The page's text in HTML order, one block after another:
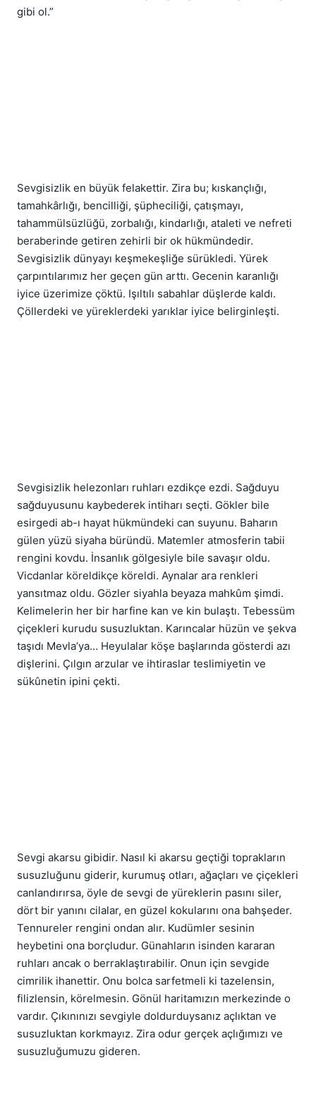
gibi ol.”
Sevgisizlik en büyük felakettir. Zira bu; kıskançlığı,
tamahkârlığı, bencilliği, şüpheciliği, çatışmayı,
tahammülsüzlüğü, zorbalığı, kindarlığı, ataleti ve nefreti
beraberinde getiren zehirli bir ok hükmündedir.
Sevgisizlik dünyayı keşmekeşliğe sürükledi. Yürek
çarpıntılarımız her geçen gün arttı. Gecenin karanlığı
iyice üzerimize çöktü. Işıltılı sabahlar düşlerde kaldı.
Çöllerdeki ve yüreklerdeki yarıklar iyice belirginleşti.
Sevgisizlik helezonları ruhları ezdikçe ezdi. Sağduyu
sağduyusunu kaybederek intiharı seçti. Gökler bile
esirgedi ab-ı hayat hükmündeki can suyunu. Baharın
gülen yüzü siyaha büründü. Matemler atmosferin tabii
rengini kovdu. İnsanlık gölgesiyle bile savaşır oldu.
Vicdanlar köreldikçe köreldi. Aynalar ara renkleri
yansıtmaz oldu. Gözler siyahla beyaza mahkûm şimdi.
Kelimelerin her bir harfine kan ve kin bulaştı. Tebessüm
çiçekleri kurudu susuzluktan. Karıncalar hüzün ve şekva
taşıdı Mevla’ya… Heyulalar köşe başlarında gösterdi azı
dişlerini. Çılgın arzular ve ihtiraslar teslimiyetin ve
sükûnetin ipini çekti.
Sevgi akarsu gibidir. Nasıl ki akarsu geçtiği toprakların
susuzluğunu giderir, kurumuş otları, ağaçları ve çiçekleri
canlandırırsa, öyle de sevgi de yüreklerin pasını siler,
dört bir yanını cilalar, en güzel kokularını ona bahşeder.
Tennureler rengini ondan alır. Kudümler sesinin
heybetini ona borçludur. Günahların isinden kararan
ruhları ancak o berraklaştırabilir. Onun için sevgide
cimrilik ihanettir. Onu bolca sarfetmeli ki tazelensin,
filizlensin, körelmesin. Gönül haritamızın merkezinde o
vardır. Çıkınınızı sevgiyle doldurduysanız açlıktan ve
susuzluktan korkmayız. Zira odur gerçek açlığımızı ve
susuzluğumuzu gideren.